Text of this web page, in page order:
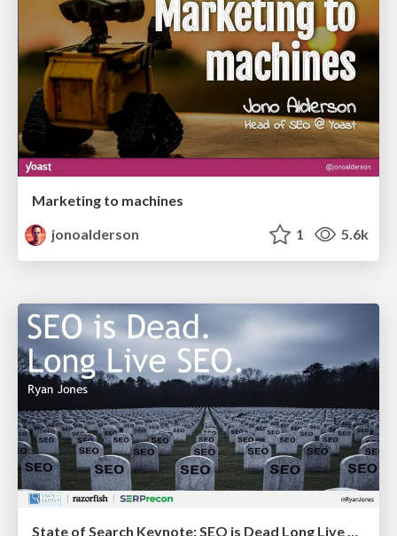
Marketing to machines
jonoalderson
1 5.6k